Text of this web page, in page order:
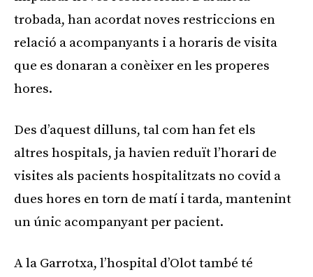
trobada, han acordat noves restriccions en
relació a acompanyants i a horaris de visita
que es donaran a conèixer en les properes
hores.
Des d’aquest dilluns, tal com han fet els
altres hospitals, ja havien reduït l’horari de
visites als pacients hospitalitzats no covid a
dues hores en torn de matí i tarda, mantenint
un únic acompanyant per pacient.
A la Garrotxa, l’hospital d’Olot també té